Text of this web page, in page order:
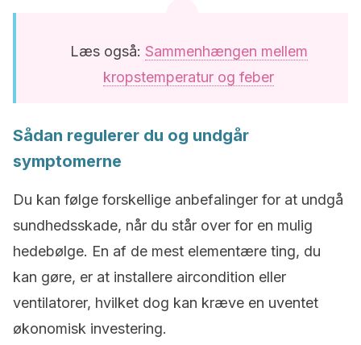
Læs også: Sammenhængen mellem
kropstemperatur og feber
Sådan regulerer du og undgår
symptomerne
Du kan følge forskellige anbefalinger for at undgå
sundhedsskade, når du står over for en mulig
hedebølge. En af de mest elementære ting, du
kan gøre, er at installere aircondition eller
ventilatorer, hvilket dog kan kræve en uventet
økonomisk investering.